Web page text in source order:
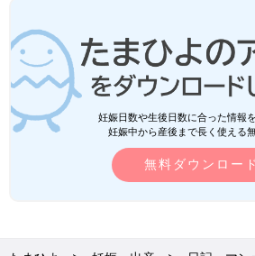
妊娠日数や生後日数に合った情報
妊娠中から産後まで長く使える
無料ダウンロード